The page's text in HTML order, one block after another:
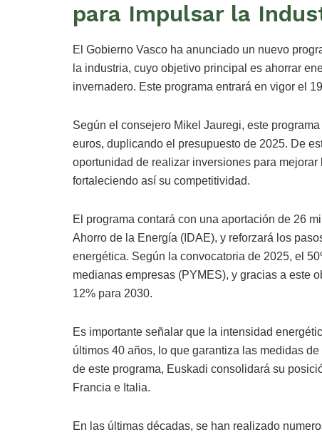
para Impulsar la
El Gobierno Vasco ha anunciado un nuevo
la industria, cuyo objetivo principal es ahorrar
invernadero. Este programa entrará en vigor el
Según el consejero Mikel Jauregi, este
euros, duplicando el presupuesto de 2025. De
oportunidad de realizar inversiones para
fortaleciendo así su competitividad.
El programa contará con una aportación de 26
Ahorro de la Energía (IDAE), y reforzará los
energética. Según la convocatoria de 2025, el
medianas empresas (PYMES), y gracias a este
12% para 2030.
Es importante señalar que la intensidad
últimos 40 años, lo que garantiza las medidas
de este programa, Euskadi consolidará su
Francia e Italia.
En las últimas décadas, se han realizado